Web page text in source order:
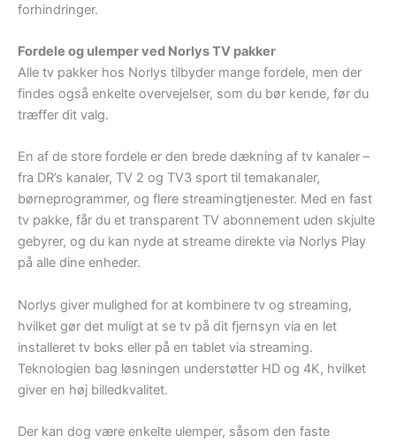
forhindringer.
Fordele og ulemper ved Norlys TV pakker
Alle tv pakker hos Norlys tilbyder mange fordele, men der
findes også enkelte overvejelser, som du bør kende, før du
træffer dit valg.
En af de store fordele er den brede dækning af tv kanaler –
fra DR’s kanaler, TV 2 og TV3 sport til temakanaler,
børneprogrammer, og flere streamingtjenester. Med en fast
tv pakke, får du et transparent TV abonnement uden skjulte
gebyrer, og du kan nyde at streame direkte via Norlys Play
på alle dine enheder.
Norlys giver mulighed for at kombinere tv og streaming,
hvilket gør det muligt at se tv på dit fjernsyn via en let
installeret tv boks eller på en tablet via streaming.
Teknologien bag løsningen understøtter HD og 4K, hvilket
giver en høj billedkvalitet.
Der kan dog være enkelte ulemper, såsom den faste